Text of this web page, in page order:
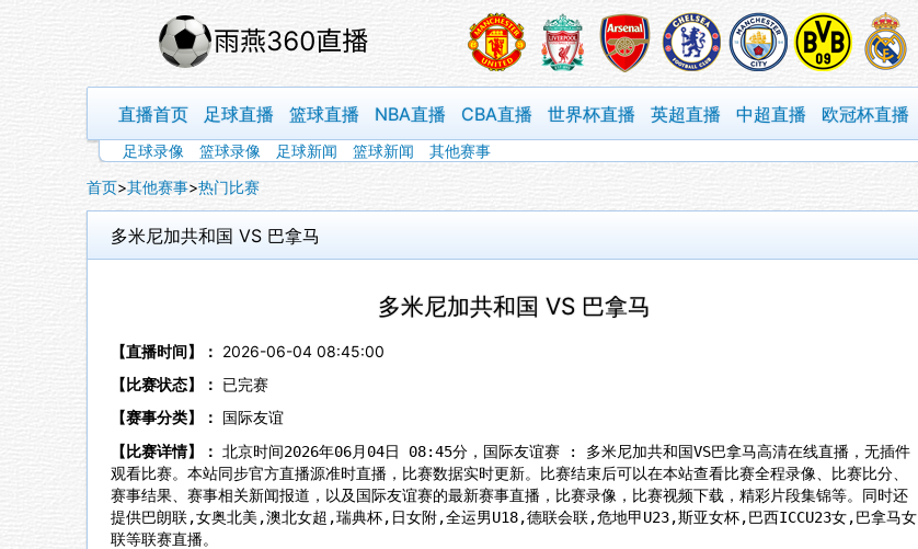
直播首页 足球直播 篮球直播 NBA直播 CBA直播 世界杯直播 英超直播 中超直播 欧冠杯直播
足球录像 篮球录像 足球新闻 篮球新闻
其他赛事
首页>其他赛事>热门比赛
多米尼加共和国 VS 巴拿马
多米尼加共和国 VS 巴拿马
【直播时间】： 2026-06-04 08:45:00
【比赛状态】：
已完赛
【赛事分类】： 国际友谊
【比赛详情】： 北京时间2026年06月04日 08:45分，国际友谊赛 : 多米尼加共和国VS巴拿马高清在线直播，无插件
观看比赛。本站同步官方直播源准时直播，比赛数据实时更新。比赛结束后可以在本站查看比赛全程录像、比赛比分、
赛事结果、赛事相关新闻报道，以及国际友谊赛的最新赛事直播，比赛录像，比赛视频下载，精彩片段集锦等。同时还
提供巴朗联,女奥北美,澳北女超,瑞典杯,日女附,全运男U18,德联会联,危地甲U23,斯亚女杯,巴西ICCU23女,巴拿马女
联等联赛直播。